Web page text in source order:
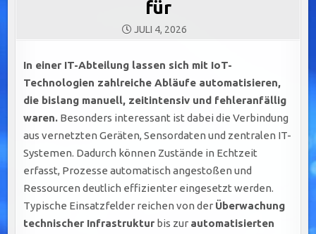
für
JULI 4, 2026
In einer IT-Abteilung lassen sich mit IoT-
Technologien zahlreiche Abläufe automatisieren,
die bislang manuell, zeitintensiv und fehleranfällig
waren. Besonders interessant ist dabei die Verbindung
aus vernetzten Geräten, Sensordaten und zentralen IT-
Systemen. Dadurch können Zustände in Echtzeit
erfasst, Prozesse automatisch angestoßen und
Ressourcen deutlich effizienter eingesetzt werden.
Typische Einsatzfelder reichen von der Überwachung
technischer Infrastruktur bis zur automatisierten